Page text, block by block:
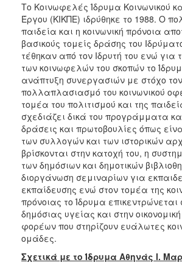
Το Κοινωφελές Ίδρυμα Κοινωνικού
Έργου (ΚΙΚΠΕ) ιδρύθηκε το 1988. Ο
παιδεία και η κοινωνική πρόνοια
βασικούς τομείς δράσης του
τέθηκαν από τον Ιδρυτή του ενώ για
των κοινωφελών του σκοπών το
ανάπτυξη συνεργασιών με στόχο τον
πολλαπλασιασμό του κοινωνικού
τομέα του πολιτισμού και της
σχεδιάζει δικά του προγράμματα
δράσεις και πρωτοβουλίες όπως
των συλλογών και των ιστορικών
βρίσκονται στην κατοχή του, η
των δημόσιων και δημοτικών
διοργάνωση σεμιναρίων για
εκπαίδευσης ενώ στον τομέα της
πρόνοιας το Ίδρυμα επικεντρώνεται
δημόσιας υγείας και στην
φορέων που στηρίζουν ευάλωτες
ομάδες.
Σχετικά με το Ίδρυμα Αθηνάς Ι.